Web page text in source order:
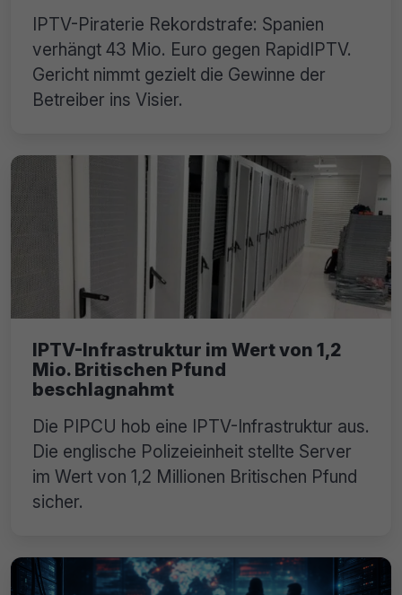
IPTV-Piraterie Rekordstrafe: Spanien
verhängt 43 Mio. Euro gegen RapidIPTV.
Gericht nimmt gezielt die Gewinne der
Betreiber ins Visier.
IPTV-Infrastruktur im Wert von 1,2
Mio. Britischen Pfund
beschlagnahmt
Die PIPCU hob eine IPTV-Infrastruktur aus.
Die englische Polizeieinheit stellte Server
im Wert von 1,2 Millionen Britischen Pfund
sicher.